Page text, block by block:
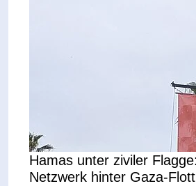
Hamas unter ziviler
Netzwerk hinter Gaza-